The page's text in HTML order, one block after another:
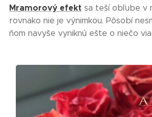
Mramorový efekt sa teší obľube v
rovnako nie je výnimkou. Pôsobí
ňom navyše vyniknú ešte o niečo